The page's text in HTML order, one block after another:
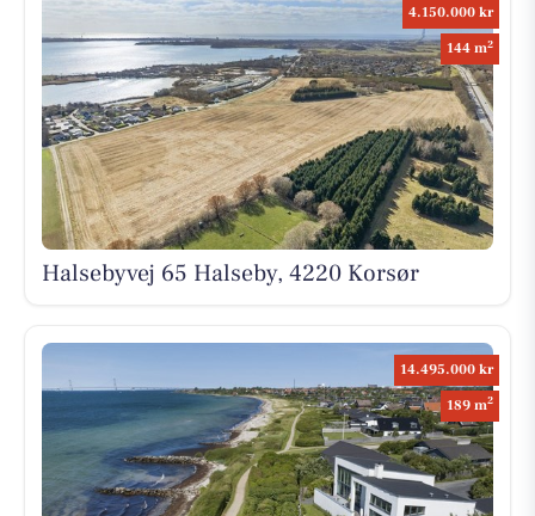
4.150.000 kr
144 m2
Halsebyvej 65 Halseby, 4220 Korsør
14.495.000 kr
189 m2